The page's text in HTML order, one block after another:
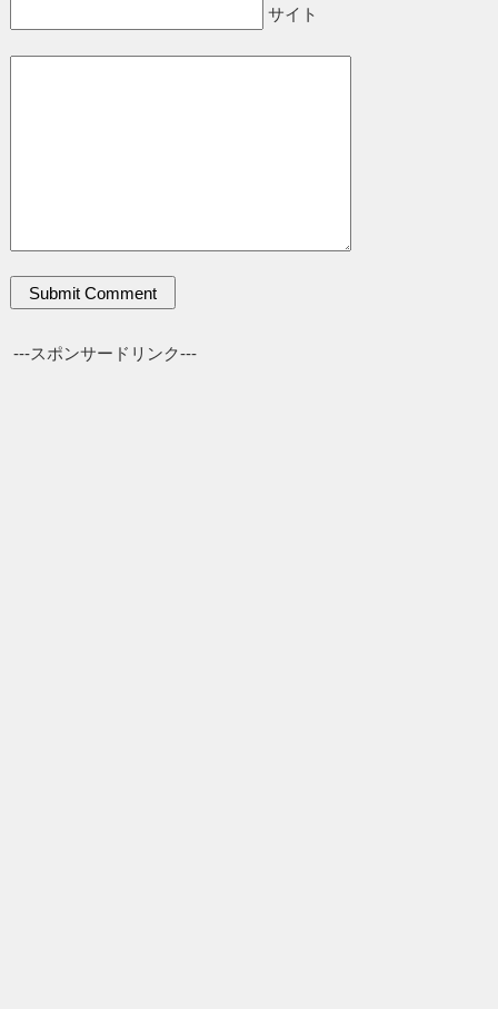
サイト
---スポンサードリンク---